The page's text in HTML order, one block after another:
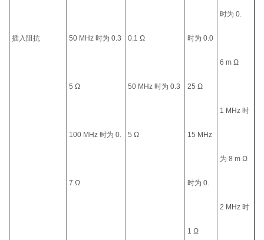
插入阻抗 50 MHz 时为 0.3
5 Ω
100 MHz 时为 0.
7 Ω
0.1 Ω
50 MHz 时为 0.3
5 Ω
时为 0.0
25 Ω
15 MHz
时为 0.
1 Ω
时为 0.
6 m Ω
1 MHz 时
为 8 m Ω
2 MHz 时